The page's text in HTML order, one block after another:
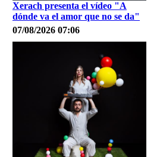
Xerach presenta el vídeo "A
dónde va el amor que no se da"
07/08/2026 07:06